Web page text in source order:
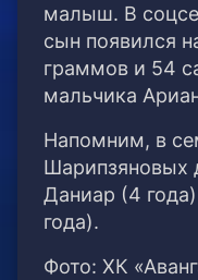
малыш. В
сын появился
граммов и 54
мальчика
Напомним, в
Шарипзяновых
Даниар (4
года).
Фото: ХК